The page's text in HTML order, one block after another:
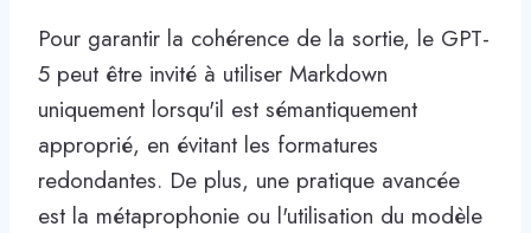
Pour garantir la cohérence de la sortie, le GPT-
5 peut être invité à utiliser Markdown
uniquement lorsqu'il est sémantiquement
approprié, en évitant les formatures
redondantes. De plus, une pratique avancée
est la métaprophonie ou l'utilisation du modèle